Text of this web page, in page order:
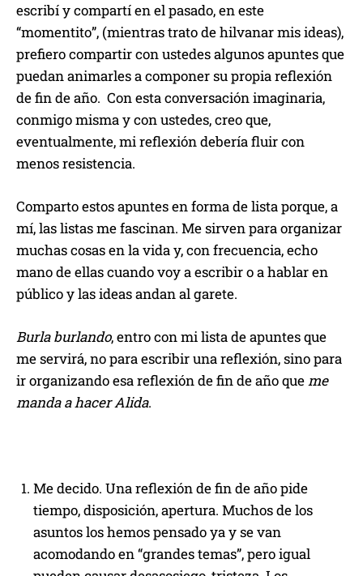
escribí y compartí en el pasado, en este
“momentito”, (mientras trato de hilvanar mis ideas),
prefiero compartir con ustedes algunos apuntes que
puedan animarles a componer su propia reflexión
de fin de año. Con esta conversación imaginaria,
conmigo misma y con ustedes, creo que,
eventualmente, mi reflexión debería fluir con
menos resistencia.
Comparto estos apuntes en forma de lista porque, a
mí, las listas me fascinan. Me sirven para organizar
muchas cosas en la vida y, con frecuencia, echo
mano de ellas cuando voy a escribir o a hablar en
público y las ideas andan al garete.
Burla burlando, entro con mi lista de apuntes que
me servirá, no para escribir una reflexión, sino para
ir organizando esa reflexión de fin de año queme
manda a hacer Alida.
Me decido. Una reflexión de fin de año pide
tiempo, disposición, apertura. Muchos de los
asuntos los hemos pensado ya y se van
acomodando en “grandes temas”, pero igual